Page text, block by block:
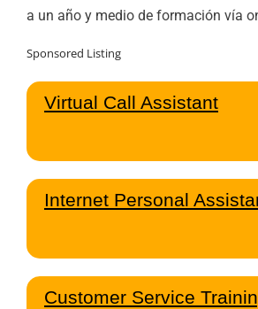
a un año y medio de formación vía
Sponsored Listing
Virtual Call Assistant
Internet Personal
Customer Service